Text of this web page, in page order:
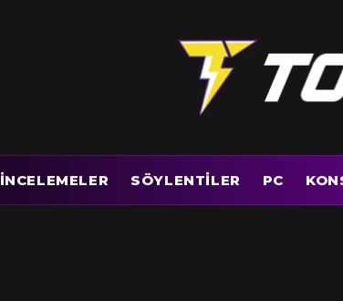
İNCELEMELER SÖYLENTILER PC